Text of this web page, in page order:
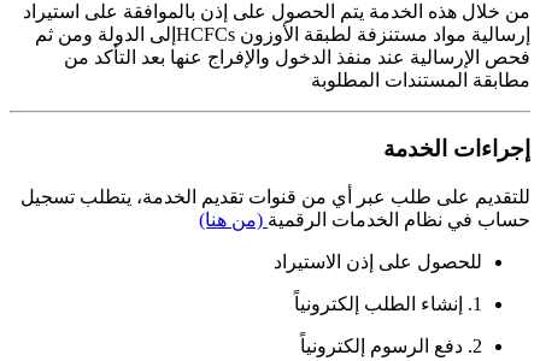
من خلال هذه الخدمة يتم الحصول على إذن بالموافقة على استيراد
إرسالية مواد مستنزفة لطبقة الأوزون HCFCsإلى الدولة ومن ثم
فحص الإرسالية عند منفذ الدخول والإفراج عنها بعد التأكد من
مطابقة المستندات المطلوبة
إجراءات الخدمة
للتقديم على طلب عبر أي من قنوات تقديم الخدمة، يتطلب تسجيل
حساب في نظام الخدمات الرقمية (من هنا)
للحصول على إذن الاستيراد
1. إنشاء الطلب إلكترونياً
2. دفع الرسوم إلكترونياً